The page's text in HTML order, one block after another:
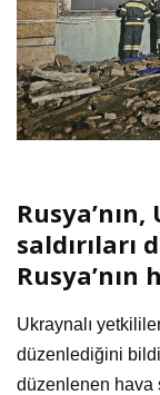
saldırıları
Rusya’nın
Ukraynalı
düzenlediğini
düzenlenen hava